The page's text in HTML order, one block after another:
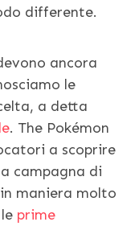
differente.
ancora
le
a detta
. The Pokémon
a scoprire
campagna di
maniera molto
prime